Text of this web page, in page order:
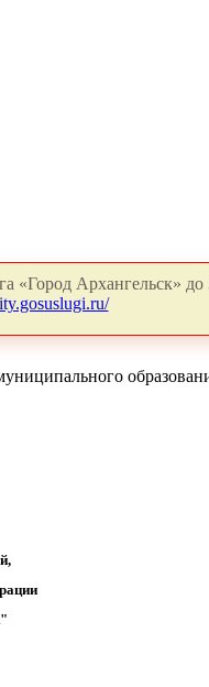
«Город Архангельск» до